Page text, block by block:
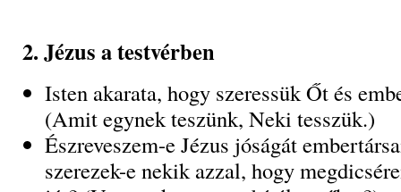
2. Jézus a testvérben
Isten akarata, hogy szeressük Őt és
(Amit egynek teszünk, Neki tesszük.)
Észreveszem-e Jézus jóságát
szerezek-e nekik azzal, hogy